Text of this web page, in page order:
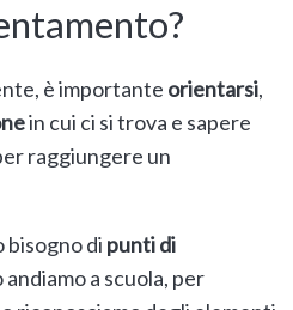
è importante orientarsi,
in cui ci si trova e sapere
raggiungere un
bisogno di punti di
andiamo a scuola, per